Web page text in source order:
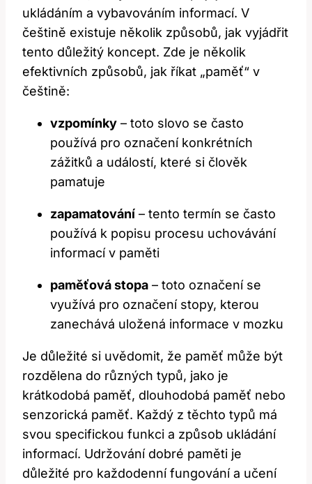
ukládáním a vybavováním informací. V
češtině existuje několik způsobů, jak vyjádřit
tento důležitý koncept. Zde je několik
efektivních způsobů, jak říkat „paměť“ v
češtině:
vzpomínky – toto slovo se často
používá pro označení konkrétních
zážitků a událostí, které si člověk
pamatuje
zapamatování – tento termín se často
používá k popisu procesu uchovávání
informací v paměti
paměťová stopa – toto označení se
využívá pro označení stopy, kterou
zanechává uložená informace v mozku
Je důležité si uvědomit, že paměť může být
rozdělena do různých typů, jako je
krátkodobá paměť, dlouhodobá paměť nebo
senzorická paměť. Každý z těchto typů má
svou specifickou funkci a způsob ukládání
informací. Udržování dobré paměti je
důležité pro každodenní fungování a učení